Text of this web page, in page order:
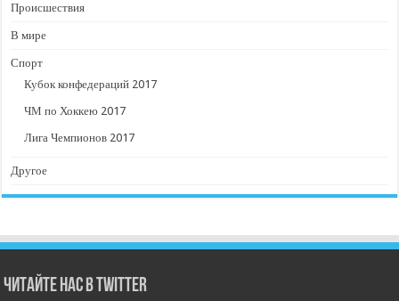
Происшествия
В мире
Спорт
Кубок конфедераций 2017
ЧМ по Хоккею 2017
Лига Чемпионов 2017
Другое
Читайте нас в Twitter